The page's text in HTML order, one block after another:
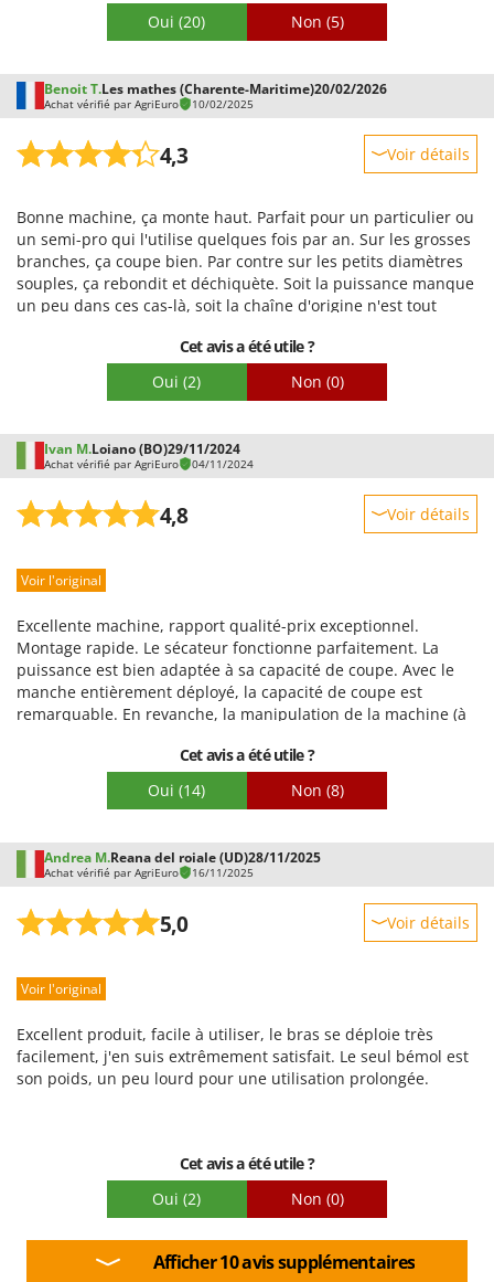
Oui (20) Non (5)
Benoit T.Les mathes (Charente-Maritime)20/02/2026
Achat vérifié par AgriEuro 10/02/2025
4,3 Voir détails
Prestations
Facilité d'utilisation
Qualité / Prix
Facilité de montage
Bonne machine, ça monte haut. Parfait pour un particulier ou
un semi-pro qui l'utilise quelques fois par an. Sur les grosses
branches, ça coupe bien. Par contre sur les petits diamètres
souples, ça rebondit et déchiquète. Soit la puissance manque
un peu dans ces cas-là, soit la chaîne d'origine n'est tout
c'est une perche thermique, c'est normal.
Cet avis a été utile ?
Oui (2) Non (0)
Ivan M.Loiano (BO)29/11/2024
Achat vérifié par AgriEuro 04/11/2024
4,8 Voir détails
Prestations
Qualité / Prix
Facilité de montage
Emballage
Voir l'original
Excellente machine, rapport qualité-prix exceptionnel.
Montage rapide. Le sécateur fonctionne parfaitement. La
puissance est bien adaptée à sa capacité de coupe. Avec le
manche entièrement déployé, la capacité de coupe est
remarquable. En revanche, la manipulation de la machine (à
machine est particulièrement performante dans les vergers
et les oliveraies. Personnellement, je l'utilise pour l'entretien
de ma pelouse et de mon jardin, même de manière intensive,
Cet avis a été utile ?
Oui (14) Non (8)
Andrea M.Reana del roiale (UD)28/11/2025
Achat vérifié par AgriEuro 16/11/2025
5,0 Voir détails
Prestations
Qualité / Prix
Facilité de montage
Voir l'original
Excellent produit, facile à utiliser, le bras se déploie très
facilement, j'en suis extrêmement satisfait. Le seul bémol est
son poids, un peu lourd pour une utilisation prolongée.
Cet avis a été utile ?
Oui (2) Non (0)
Afficher 10 avis supplémentaires